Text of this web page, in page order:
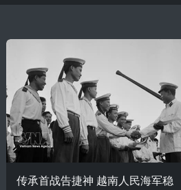
传承首战告捷神 越南人民海军稳